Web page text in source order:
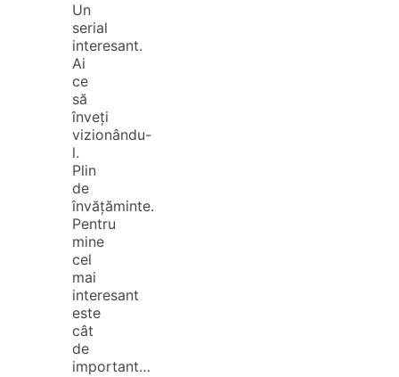
Un
serial
interesant.
Ai
ce
să
înveți
vizionându-
l.
Plin
de
învățăminte.
Pentru
mine
cel
mai
interesant
este
cât
de
important…